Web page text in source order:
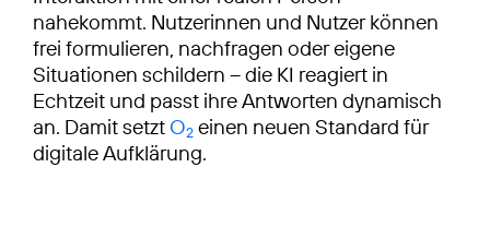
nahekommt. Nutzerinnen und Nutzer können
frei formulieren, nachfragen oder eigene
Situationen schildern – die KI reagiert in
Echtzeit und passt ihre Antworten dynamisch
an. Damit setzt O2 einen neuen Standard für
digitale Aufklärung.